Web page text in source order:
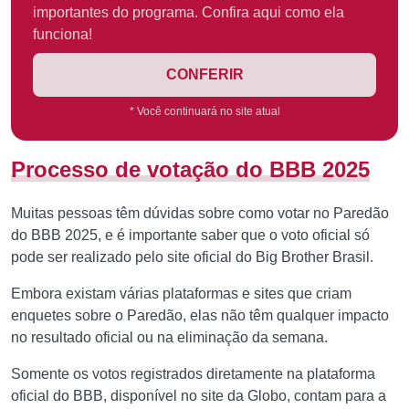
importantes do programa. Confira aqui como ela
funciona!
CONFERIR
* Você continuará no site atual
Processo de votação do BBB 2025
Muitas pessoas têm dúvidas sobre como votar no Paredão
do BBB 2025, e é importante saber que o voto oficial só
pode ser realizado pelo site oficial do Big Brother Brasil.
Embora existam várias plataformas e sites que criam
enquetes sobre o Paredão, elas não têm qualquer impacto
no resultado oficial ou na eliminação da semana.
Somente os votos registrados diretamente na plataforma
oficial do BBB, disponível no site da Globo, contam para a